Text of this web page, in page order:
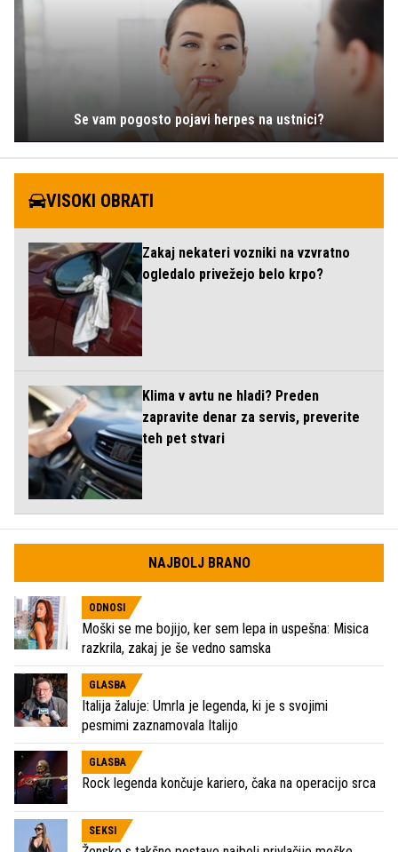
Se vam pogosto pojavi herpes na ustnici?
VISOKI OBRATI
Zakaj nekateri vozniki na vzvratno
ogledalo privežejo belo krpo?
Klima v avtu ne hladi? Preden
zapravite denar za servis, preverite
teh pet stvari
NAJBOLJ BRANO
ODNOSI
Moški se me bojijo, ker sem lepa in uspešna: Misica
razkrila, zakaj je še vedno samska
GLASBA
Italija žaluje: Umrla je legenda, ki je s svojimi
pesmimi zaznamovala Italijo
GLASBA
Rock legenda končuje kariero, čaka na operacijo srca
SEKSI